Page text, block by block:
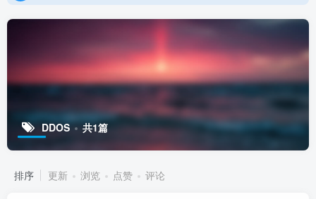
点击加入官方TG频道/聊天群
DDOS 共1篇
排序 更新 浏览 点赞 评论